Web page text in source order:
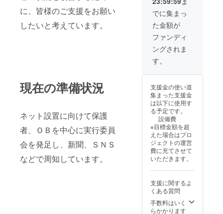
に、皆様のご支援をお願い
したいと考えています。
現在の準備状況
ネット設置に向けて保護
者、ＯＢを中心に実行委員
会を発足し、新聞、ＳＮＳ
などで周知しています。
でに集まっ
た金額が
ファンディ
ングされま
す。
支援金の使い道
集まった支援金
は以下に使用す
る予定です。
設備費
※目標金額を超
えた場合はプロ
ジェクトの運営
費に充てさせて
いただきます。
支援に関するよ
くある質問
手数料はいく
らかかります